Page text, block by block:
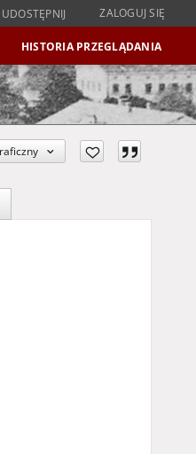
UDOSTĘPNIJ ZALOGUJ SIĘ
HISTORIA PRZEGLĄDANIA